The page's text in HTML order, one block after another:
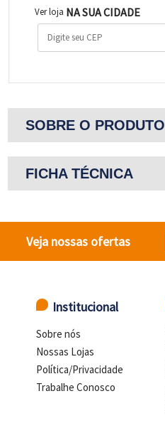
Ver loja NA SUA CIDADE
SOBRE O PRODUTO
FICHA TÉCNICA
Veja nossas ofertas
Institucional
Sobre nós
Nossas Lojas
Política/Privacidade
Trabalhe Conosco